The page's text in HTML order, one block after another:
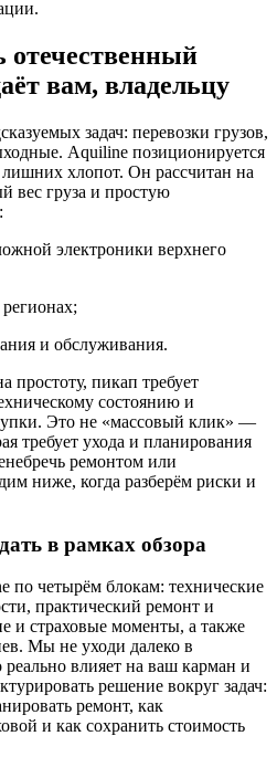
отечественный
вам, владельцу
задач: перевозки грузов,
Aquiline позиционируется
хлопот. Он рассчитан на
вес груза и простую
электроники верхнего
и обслуживания.
простоту, пикап требует
состоянию и
Это не «массовый клик» —
требует ухода и планирования
ремонтом или
ниже, когда разберём риски и
в рамках обзора
по четырём блокам: технические
практический ремонт и
и страховые моменты, а также
Мы не уходи далеко в
влияет на ваш карман и
решение вокруг задач:
ремонт, как
и как сохранить стоимость